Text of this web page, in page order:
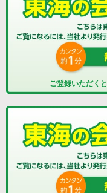
ご登録いただくと